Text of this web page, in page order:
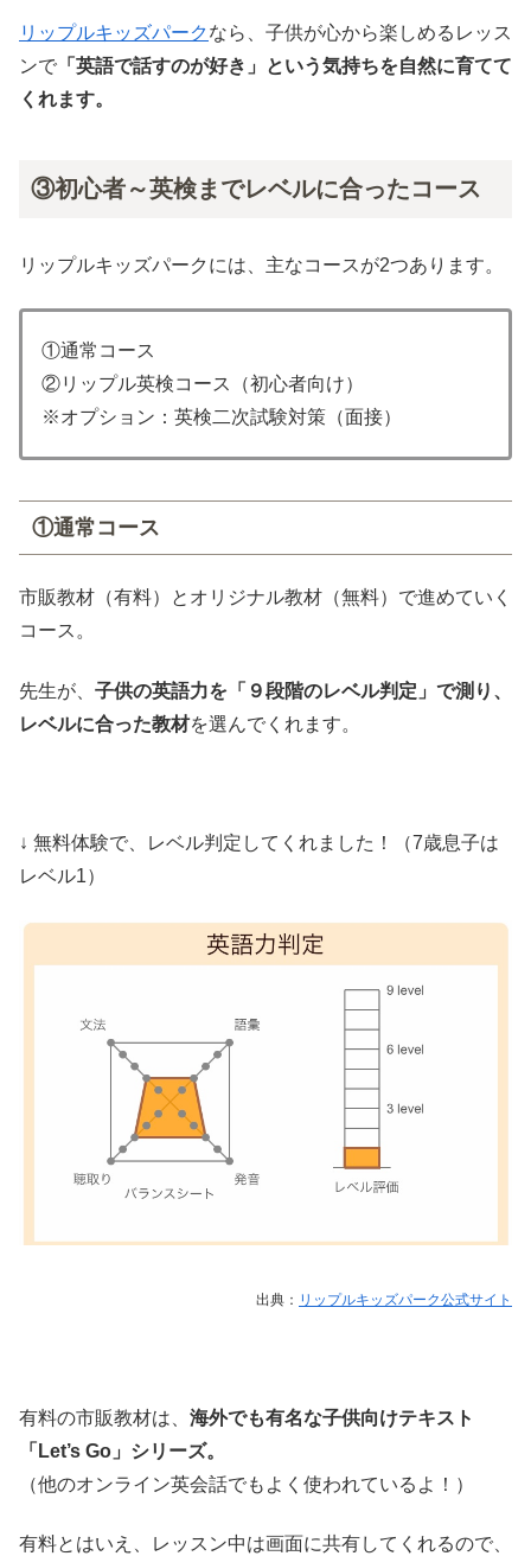
リップルキッズパークなら、子供が心から楽しめるレッス
ンで 「英語で話すのが好き」という気持ちを自然に育てて
くれます。
③初心者～英検までレベルに合ったコース
リップルキッズパークには、主なコースが2つあります。
①通常コース
②リップル英検コース（初心者向け）
※オプション：英検二次試験対策（面接）
①通常コース
市販教材（有料）とオリジナル教材（無料）で進めていく
コース。
先生が、 子供の英語力を「９段階のレベル判定」で測り、
レベルに合った教材を選んでくれます。
↓ 無料体験で、レベル判定してくれました！（7歳息子は
レベル1）
出典： リップルキッズパーク公式サイト
有料の市販教材は、 海外でも有名な子供向けテキスト
「Let’s Go」シリーズ。
（他のオンライン英会話でもよく使われているよ！）
有料とはいえ、レッスン中は画面に共有してくれるので、